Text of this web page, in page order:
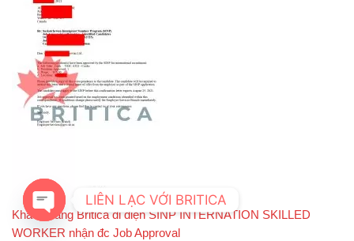
Khách hàng Britica đi diện SINP INTERNATION SKILLED
WORKER nhận đc Job Approval
LIÊN LẠC VỚI BRITICA
OPEN